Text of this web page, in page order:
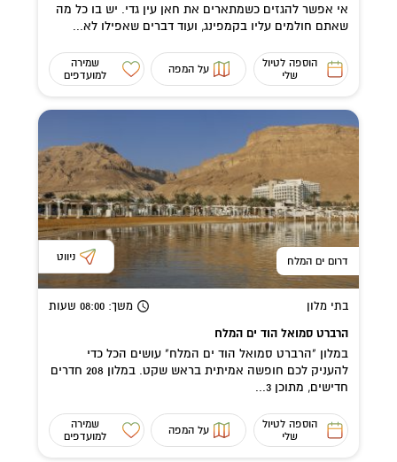
אי אפשר להגזים כשמתארים את חאן עין גדי. יש בו כל מה
שאתם חולמים עליו בקמפינג, ועוד דברים שאפילו לא...
הוספה לטיול
שלי
על המפה
שמירה
למועדפים
דרום ים המלח ניווט
בתי מלון משך: 08:00 שעות
הרברט סמואל הוד ים המלח
במלון "הרברט סמואל הוד ים המלח" עושים הכל כדי
להעניק לכם חופשה אמיתית בראש שקט. במלון 208 חדרים
חדישים, מתוכן 3...
הוספה לטיול
שלי
על המפה
שמירה
למועדפים